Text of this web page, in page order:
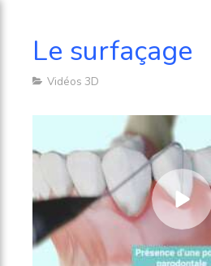
Le surfaçage
Vidéos 3D